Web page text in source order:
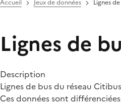
Accueil Jeux de données Lignes
Lignes de
Description
Lignes de bus du réseau
Ces données sont